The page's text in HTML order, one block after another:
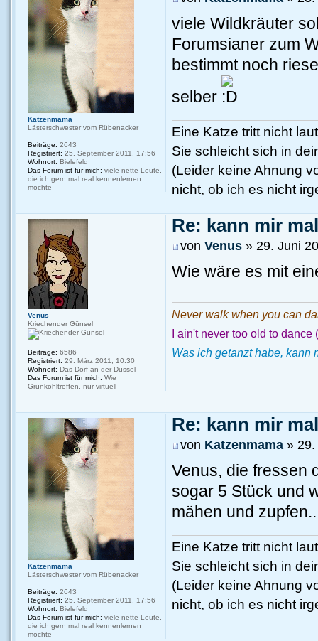
viele Wildkräuter
Forumsianer zum
bestimmt noch
selber
Eine Katze tritt nicht
Sie schleicht sich in
(Leider keine Ahnung
nicht, ob ich es nicht
Katzenmama
Lästerschwester vom Rübenacker
Beiträge: 2643
Registriert: 25. September 2011, 17:56
Wohnort: Bielefeld
Das Forum ist für mich: viele nette Leute,
die ich gern mal real kennenlernen
möchte
Re: kann mir
vonVenus » 29. Juni
Wie wäre es mit
Never walk when you can
I ain't never too old to dance
Was ich getanzt habe, kann
Venus
Kriechender Günsel
Beiträge: 6586
Registriert: 29. März 2011, 10:30
Wohnort: Das Dorf an der Düssel
Das Forum ist für mich: Wie
Grünkohltreffen, nur virtuell
Re: kann mir
von Katzenmama » 29.
Venus, die fressen
sogar 5 Stück und
mähen und
Eine Katze tritt nicht
Sie schleicht sich in
(Leider keine Ahnung
nicht, ob ich es nicht
Katzenmama
Lästerschwester vom Rübenacker
Beiträge: 2643
Registriert: 25. September 2011, 17:56
Wohnort: Bielefeld
Das Forum ist für mich: viele nette Leute,
die ich gern mal real kennenlernen
möchte